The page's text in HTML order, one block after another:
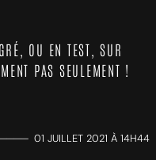
OU EN TEST, SUR
PAS SEULEMENT !
01 JUILLET 2021 À 14H44